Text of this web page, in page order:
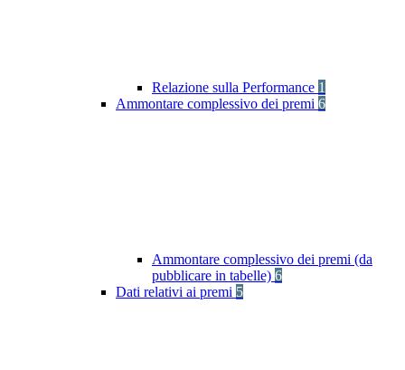
Relazione sulla Performance 1
Ammontare complessivo dei premi 6
Ammontare complessivo dei premi (da
pubblicare in tabelle) 6
Dati relativi ai premi 5